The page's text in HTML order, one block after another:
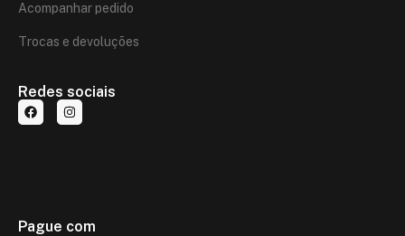
Acompanhar pedido
Trocas e devoluções
Redes sociais
Pague com